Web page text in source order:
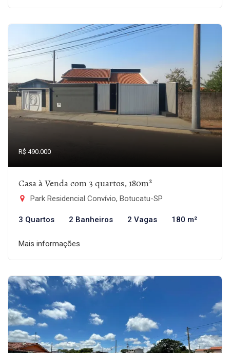
R$ 490.000
Casa à Venda com 3 quartos, 180m²
Park Residencial Convívio, Botucatu-SP
3 Quartos 2 Banheiros 2 Vagas 180 m²
Mais informações